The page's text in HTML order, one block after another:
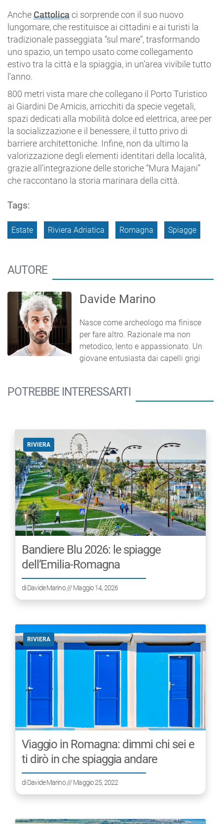
AncheCattolicaci sorprende con il suo nuovo
lungomare, che restituisce ai cittadini e ai turisti la
tradizionale passeggiata “sul mare”, trasformando
uno spazio, un tempo usato come collegamento
estivo tra la città e la spiaggia, in un’area vivibile tutto
l’anno.
800 metri vista mare che collegano il Porto Turistico
ai Giardini De Amicis, arricchiti da specie vegetali,
spazi dedicati alla mobilità dolce ed elettrica, aree per
la socializzazione e il benessere, il tutto privo di
barriere architettoniche. Infine, non da ultimo la
valorizzazione degli elementi identitari della località,
grazie all’integrazione delle storiche “Mura Majani”
che raccontano la storia marinara della città.
Tags:
Estate Riviera Adriatica Romagna Spiagge
AUTORE
Davide Marino
Nasce come archeologo ma finisce
per fare altro. Razionale ma non
metodico, lento e appassionato. Un
giovane entusiasta dai capelli grigi
POTREBBE INTERESSARTI
RIVIERA
Bandiere Blu 2026: le spiagge
dell’Emilia-Romagna
diDavide Marino/// Maggio 14, 2026
RIVIERA
Viaggio in Romagna: dimmi chi sei e
ti dirò in che spiaggia andare
diDavide Marino/// Maggio 25, 2022